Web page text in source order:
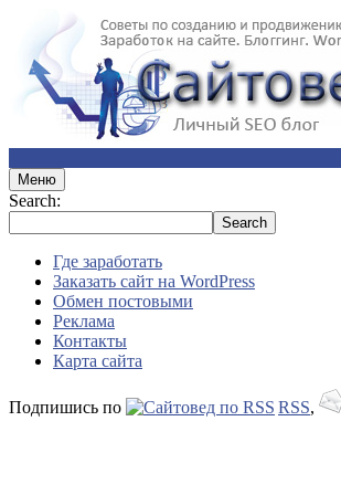
Меню
Search:
Где заработать
Заказать сайт на WordPress
Обмен постовыми
Реклама
Контакты
Карта сайта
Подпишись по RSS,